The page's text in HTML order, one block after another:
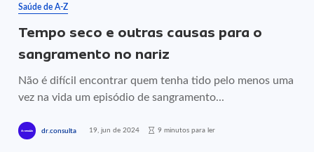
Saúde de A-Z
Tempo seco e outras causas para o
sangramento no nariz
Não é difícil encontrar quem tenha tido pelo menos uma
vez na vida um episódio de sangramento...
dr.consulta 19, jun de 2024 9 minutos para ler